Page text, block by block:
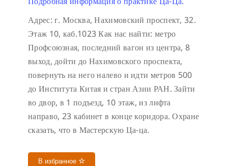
Адрес: г. Москва, Нахимовский проспект, 32.
Этаж 10, каб.1023Как нас найти: метро
Профсоюзная, последний вагон из центра, 8
выход, дойти до Нахимовского проспекта,
повернуть на него налево и идти метров 500
до Института Китая и стран Азии РАН. Зайти
во двор, в 1 подъезд, 10 этаж, из лифта
направо, 23 кабинет в конце коридора. Охране
сказать, что в Мастерскую Ца-ца.
В избранное